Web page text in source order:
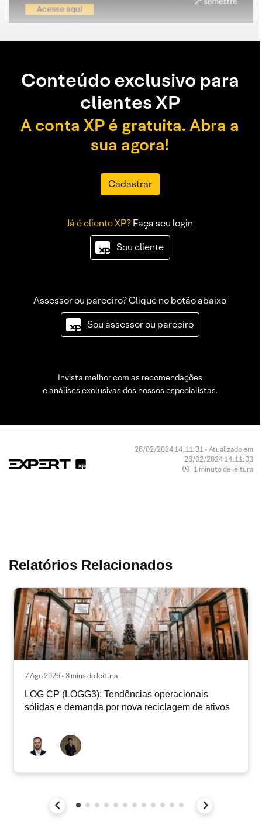
Conteúdo exclusivo para
clientes XP
A conta XP é gratuita. Abra a
sua agora!
Cadastrar
Já é cliente XP?Faça seu login
Sou cliente
Assessor ou parceiro? Clique no botão abaixo
Sou assessor ou parceiro
Invista melhor com as recomendações
e análises exclusivas dos nossos especialistas.
26/02/2024 14:11:31 • Atualizado em
26/02/2024 14:11:33
1 minuto de leitura
Relatórios Relacionados
7 Ago 2026 • 3 mins de leitura
LOG CP (LOGG3): Tendências operacionais
sólidas e demanda por nova reciclagem de ativos